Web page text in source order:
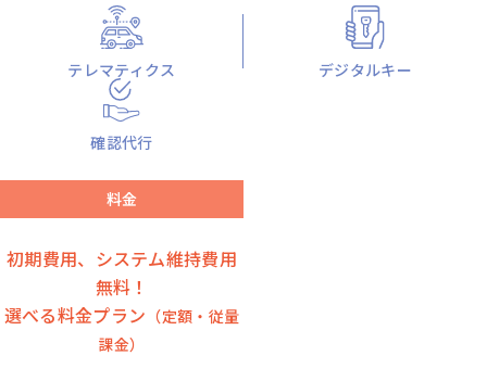
テレマティクス デジタルキー
確認代行
料金
初期費用、システム維持費用
無料！
選べる料金プラン （定額・従量
課金）